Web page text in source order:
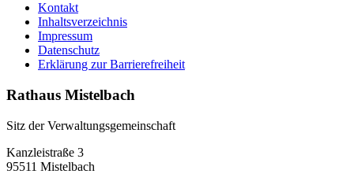
Kontakt
Inhaltsverzeichnis
Impressum
Datenschutz
Erklärung zur Barrierefreiheit
Rathaus Mistelbach
Sitz der Verwaltungsgemeinschaft
Kanzleistraße 3
95511 Mistelbach